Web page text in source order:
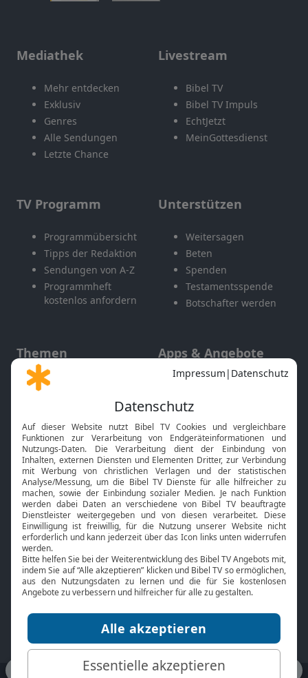
Mediathek
Mehr entdecken
Exklusiv
Genres
Alle Sendungen
Letzte Chance
Livestream
Bibel TV
Bibel TV Impuls
EchtJetzt
MeinGottesdienst
TV Programm
Programmübersicht
Tipps der Redaktion
Sendungen von A-Z
Programmheft
kostenlos anfordern
Unterstützen
Weitersagen
Beten
Spenden
Testamentsspende
Botschafter werden
Themen
Gott und Bibel erklärt
Neuigkeiten
Apps & Angebote
Mobile App
Smart TV
HbbTV
Bibelthek Online-Bibel
Nächster Gottesdienst
Bibel TV
Über uns
Jobs
Mediadaten
Service
Kontakt
TV-Empfang